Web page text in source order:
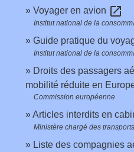
Voyager en avion open_in_new
Institut national de la
Guide pratique du
Institut national de la
Droits des passagers
mobilité réduite en
Commission européenne
Articles interdits en
Ministère chargé des transports
Liste des compagnies